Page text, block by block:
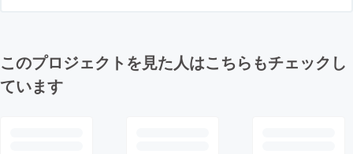
このプロジェクトを見た人はこちらもチェックし
ています